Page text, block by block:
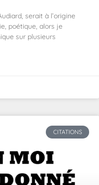
serait à l’origine
poétique, alors je
sur plusieurs
CITATIONS